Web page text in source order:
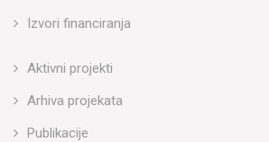
Izvori financiranja
Aktivni projekti
Arhiva projekata
Publikacije